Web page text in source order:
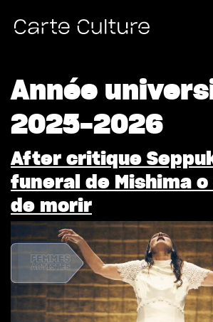
Année
2025-2026
After critique
funeral de Mishima
de morir